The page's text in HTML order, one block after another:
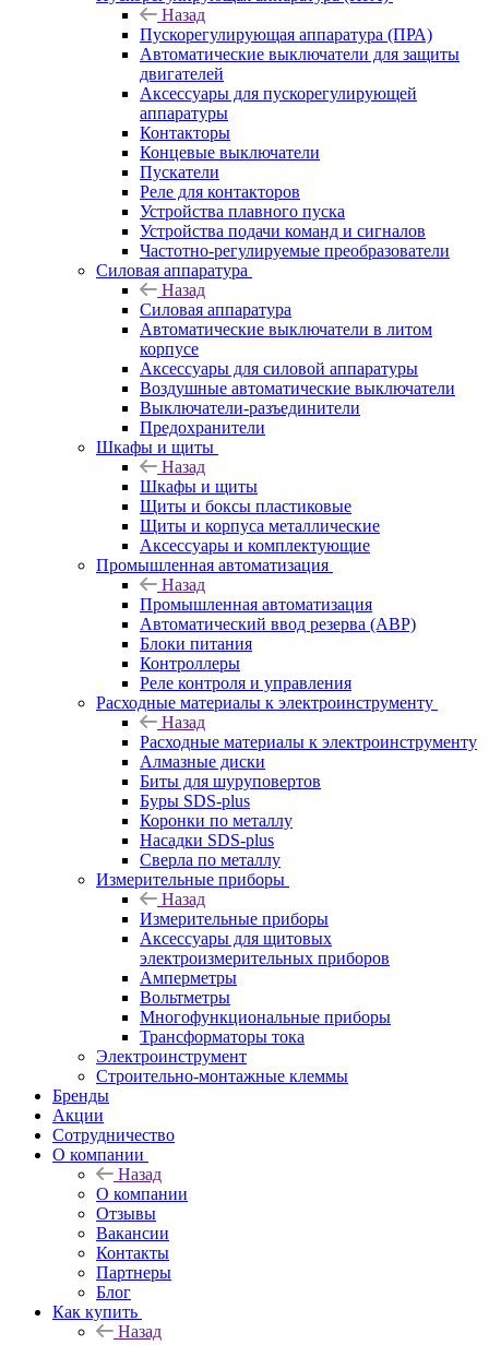
Назад
Пускорегулирующая аппаратура (ПРА)
Автоматические выключатели для защиты
двигателей
Аксессуары для пускорегулирующей
аппаратуры
Контакторы
Концевые выключатели
Пускатели
Реле для контакторов
Устройства плавного пуска
Устройства подачи команд и сигналов
Частотно-регулируемые преобразователи
Силовая аппаратура
Назад
Силовая аппаратура
Автоматические выключатели в литом
корпусе
Аксессуары для силовой аппаратуры
Воздушные автоматические выключатели
Выключатели-разъединители
Предохранители
Шкафы и щиты
Назад
Шкафы и щиты
Щиты и боксы пластиковые
Щиты и корпуса металлические
Аксессуары и комплектующие
Промышленная автоматизация
Назад
Промышленная автоматизация
Автоматический ввод резерва (АВР)
Блоки питания
Контроллеры
Реле контроля и управления
Расходные материалы к электроинструменту
Назад
Расходные материалы к электроинструменту
Алмазные диски
Биты для шуруповертов
Буры SDS-plus
Коронки по металлу
Насадки SDS-plus
Сверла по металлу
Измерительные приборы
Назад
Измерительные приборы
Аксессуары для щитовых
электроизмерительных приборов
Амперметры
Вольтметры
Многофункциональные приборы
Трансформаторы тока
Электроинструмент
Строительно-монтажные клеммы
Бренды
Акции
Сотрудничество
О компании
Назад
О компании
Отзывы
Вакансии
Контакты
Партнеры
Блог
Как купить
Назад